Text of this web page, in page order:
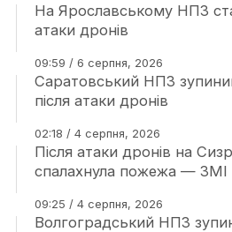
На Ярославському НПЗ
атаки дронів
09:59 / 6 серпня, 2026
Саратовський НПЗ
після атаки дронів
02:18 / 4 серпня, 2026
Після атаки дронів на
спалахнула пожежа — ЗМІ
09:25 / 4 серпня, 2026
Волгоградський НПЗ